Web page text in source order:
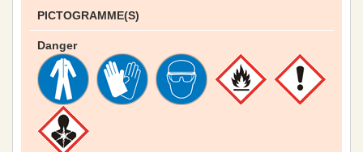
PICTOGRAMME(S)
Danger